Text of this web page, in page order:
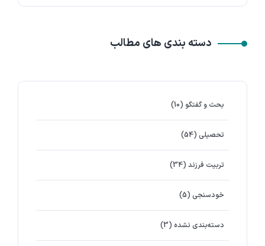
دسته بندی های مطالب
بحث و گفتگو (10)
تحصیلی (54)
تربیت فرزند (34)
خودسنجی (5)
دسته‌بندی نشده (3)